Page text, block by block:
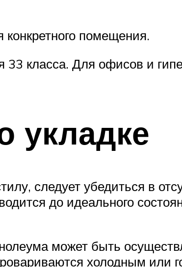
помещения.
класса. Для офисов и
укладке
следует убедиться в
до идеального
может быть
холодным или